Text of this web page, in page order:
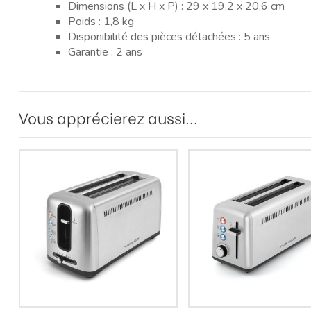
Dimensions (L x H x P) : 29 x 19,2 x 20,6 cm
Poids : 1,8 kg
Disponibilité des pièces détachées : 5 ans
Garantie : 2 ans
Vous apprécierez aussi...